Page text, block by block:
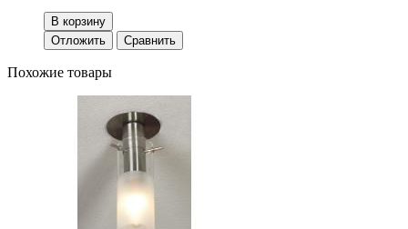
В корзину
Отложить
Сравнить
Похожие товары